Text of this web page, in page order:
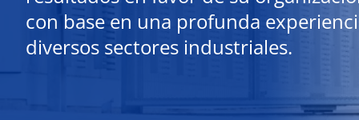
con base en una profunda
diversos sectores industriales.